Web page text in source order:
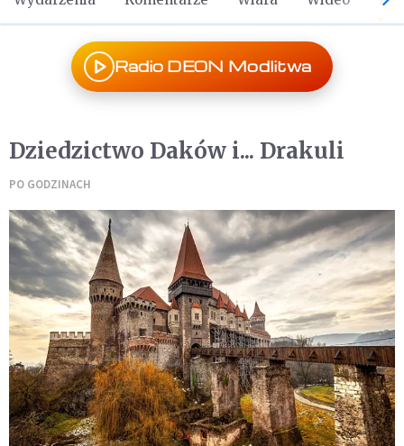
Radio DEON Modlitwa
Dziedzictwo Daków i... Drakuli
PO GODZINACH